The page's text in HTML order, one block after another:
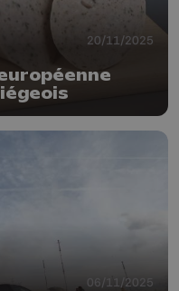
20/11/2025
06/11/2025